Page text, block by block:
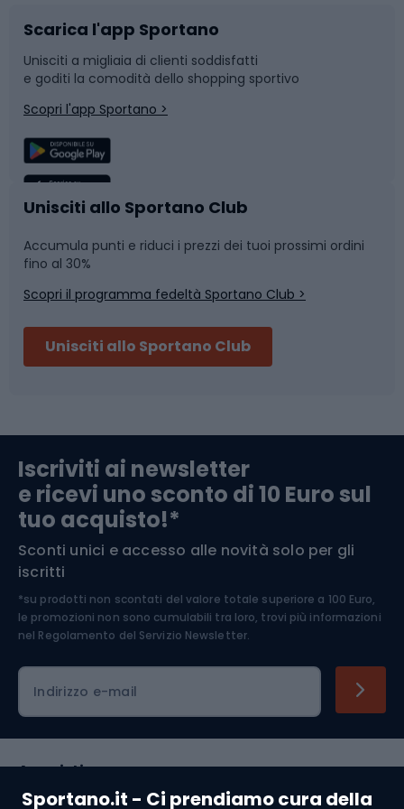
Sportano.it - Ci prendiamo cura della
Bushcraft
Corsa
Sport di squadra
Caschi da ciclismo
Skitouring
Abbigliamento da escursionismo
Slitte e slittini
Snowboard
Camminata nordica
Nuoto
Pattinaggio
Componenti per biciclette
Arrampicata
Medicina dello sport
Abbigliamento ciclistico
Scarica l'app Sportano
Unisciti a migliaia di clienti soddisfatti
e goditi la comodità dello shopping sportivo
Scopri l'app Sportano >
Unisciti allo Sportano Club
Accumula punti e riduci i prezzi dei tuoi prossimi ordini
fino al 30%
Scopri il programma fedeltà Sportano Club >
Unisciti allo Sportano Club
Iscriviti ai newsletter
e ricevi uno sconto di 10 Euro sul
tuo acquisto!*
Sconti unici e accesso alle novità solo per gli
iscritti
*su prodotti non scontati del valore totale superiore a 100 Euro,
le promozioni non sono cumulabili tra loro, trovi più informazioni
nel Regolamento del Servizio Newsletter.
Indirizzo e-mail
Acquisti